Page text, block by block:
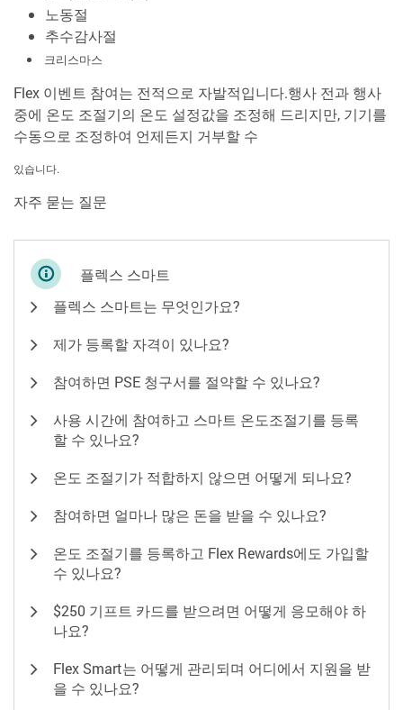
노동절
추수감사절
크리스마스
Flex 이벤트 참여는 전적으로 자발적입니다.행사 전과 행사
중에 온도 조절기의 온도 설정값을 조정해 드리지만, 기기를
수동으로 조정하여 언제든지 거부할 수
있습니다.
자주 묻는 질문
플렉스 스마트
플렉스 스마트는 무엇인가요?
제가 등록할 자격이 있나요?
참여하면 PSE 청구서를 절약할 수 있나요?
사용 시간에 참여하고 스마트 온도조절기를 등록
할 수 있나요?
온도 조절기가 적합하지 않으면 어떻게 되나요?
참여하면 얼마나 많은 돈을 받을 수 있나요?
온도 조절기를 등록하고 Flex Rewards에도 가입할
수 있나요?
$250 기프트 카드를 받으려면 어떻게 응모해야 하
나요?
Flex Smart는 어떻게 관리되며 어디에서 지원을 받
을 수 있나요?